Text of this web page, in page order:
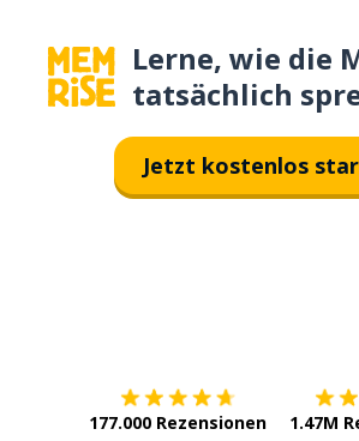
Lerne, wie die
tatsächlich
Jetzt kostenlos
177.000 Rezensionen 1.47M